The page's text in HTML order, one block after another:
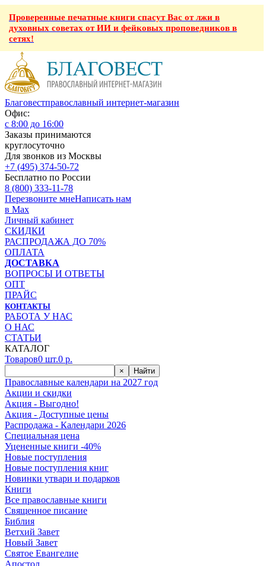
Проверенные печатные книги спасут Вас от лжи в
духовных советах от ИИ и фейковых проповедников в
сетях!
Благовестправославный интернет-магазин
Офис:
с 8:00 до 16:00
Заказы принимаются
круглосуточно
Для звонков из Москвы
+7 (495) 374-50-72
Бесплатно по России
8 (800) 333-11-78
Перезвоните мнеНаписать нам
в Max
Личный кабинет
СКИДКИ
РАСПРОДАЖА ДО 70%
ОПЛАТА
ДОСТАВКА
ВОПРОСЫ И ОТВЕТЫ
ОПТ
ПРАЙС
КОНТАКТЫ
РАБОТА У НАС
О НАС
СТАТЬИ
КАТАЛОГ
Товаров0 шт.0 р.
× Найти
Православные календари на 2027 год
Акции и скидки
Акция - Выгодно!
Акция - Доступные цены
Распродажа - Календари 2026
Специальная цена
Уцененные книги -40%
Новые поступления
Новые поступления книг
Новинки утвари и подарков
Книги
Все православные книги
Священное писание
Библия
Ветхий Завет
Новый Завет
Святое Евангелие
Апостол